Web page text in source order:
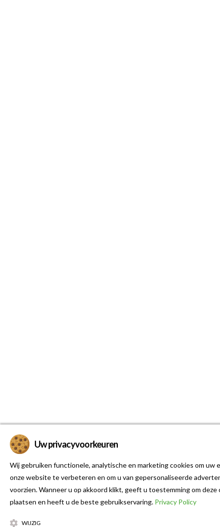
Uw privacyvoorkeuren
Wij gebruiken functionele, analytische en marketing cookies om uw
onze website te verbeteren en om u van gepersonaliseerde
voorzien. Wanneer u op akkoord klikt, geeft u toestemming om deze
plaatsen en heeft u de beste gebruikservaring. Privacy Policy
WIJZIG